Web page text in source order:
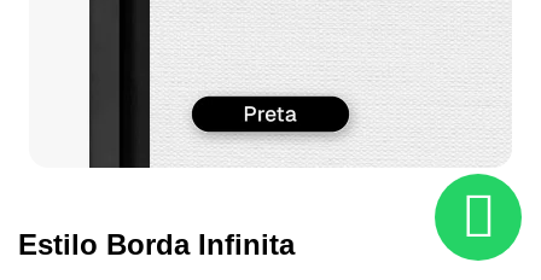
Estilo Borda Infinita